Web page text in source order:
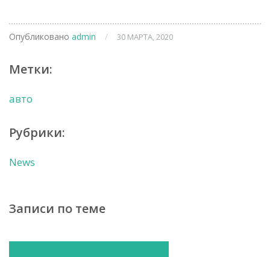
Опубликовано admin / 30 МАРТА, 2020
Метки:
авто
Рубрики:
News
Записи по теме